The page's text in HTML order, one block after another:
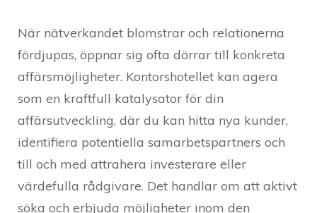
När nätverkandet blomstrar och relationerna
fördjupas, öppnar sig ofta dörrar till konkreta
affärsmöjligheter. Kontorshotellet kan agera
som en kraftfull katalysator för din
affärsutveckling, där du kan hitta nya kunder,
identifiera potentiella samarbetspartners och
till och med attrahera investerare eller
värdefulla rådgivare. Det handlar om att aktivt
söka och erbjuda möjligheter inom den